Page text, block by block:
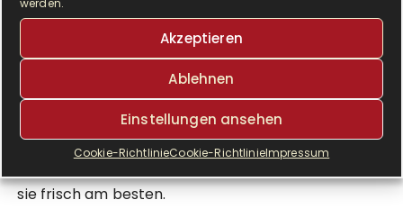
werden.
Akzeptieren
Ablehnen
Einstellungen ansehen
Cookie-RichtlinieCookie-RichtlinieImpressum
direkt nach dem Kneten verarbeitet werden.
Wie lagert man Zwetschgen-Streuseltaler am besten?
Die Taler sollten in einer luftdichten Dose bei
Raumtemperatur aufbewahrt werden. Sie sind in
sie frisch am besten.